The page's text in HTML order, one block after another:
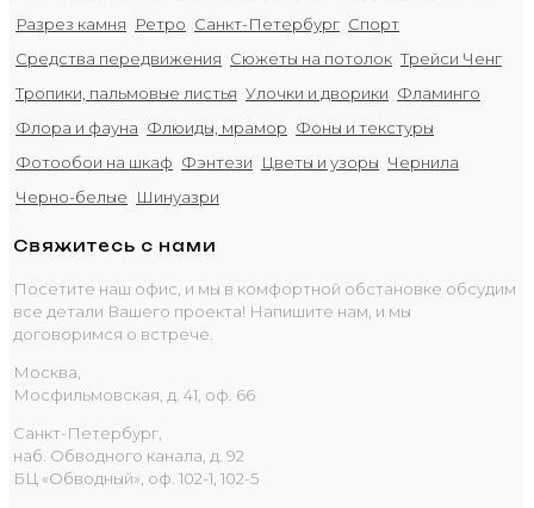
Разрез камня
Ретро Санкт-Петербург Спорт
Средства передвижения Сюжеты на потолок Трейси Ченг
Тропики, пальмовые листья Улочки и дворики Фламинго
Флора и фауна Флюиды, мрамор Фоны и текстуры
Фотообои на шкаф Фэнтези Цветы и узоры Чернила
Черно-белые
Шинуазри
Свяжитесь с нами
Посетите наш офис, и мы в комфортной обстановке обсудим
все детали Вашего проекта! Напишите нам, и мы
договоримся о встрече.
Москва,
Мосфильмовская, д. 41, оф. 66
Санкт-Петербург,
наб. Обводного канала, д. 92
БЦ «Обводный», оф. 102-1, 102-5